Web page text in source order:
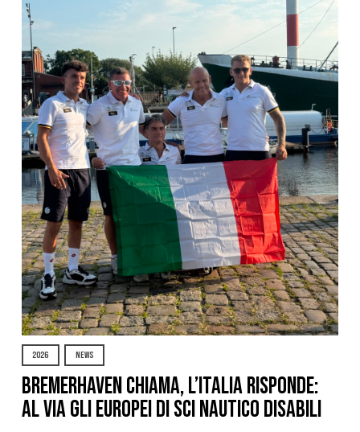
2026 NEWS
Bremerhaven chiama, l’Italia risponde:
al via gli Europei di Sci Nautico Disabili